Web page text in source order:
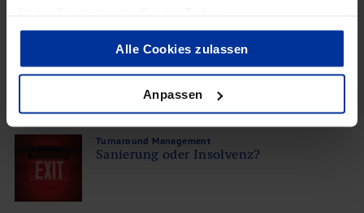
Alle Cookies zulassen
Anpassen
Häufig fehlen gerade in kleinen und mittleren Unternehmen
geeignete Instrumente bzw. auch die Manpower, um der Pflicht zur
Turnaround Management
Sanierung oder Insolvenz?